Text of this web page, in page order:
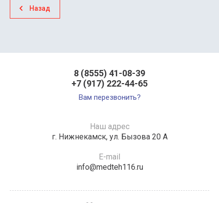
Назад
8 (8555) 41-08-39
+7 (917) 222-44-65
Вам перезвонить?
Наш адрес
г. Нижнекамск, ул. Бызова 20 А
E-mail
info@medteh116.ru